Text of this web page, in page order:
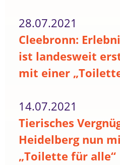
28.07.2021
Cleebronn:
ist landesweit
mit einer
14.07.2021
Tierisches
Heidelberg nun
„Toilette für alle“